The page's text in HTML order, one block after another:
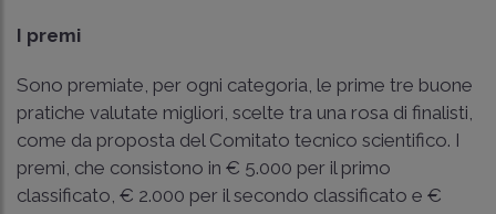
I premi
Sono premiate, per ogni categoria, le prime tre buone
pratiche valutate migliori, scelte tra una rosa di finalisti,
come da proposta del Comitato tecnico scientifico. I
premi, che consistono in € 5.000 per il primo
classificato, € 2.000 per il secondo classificato e €